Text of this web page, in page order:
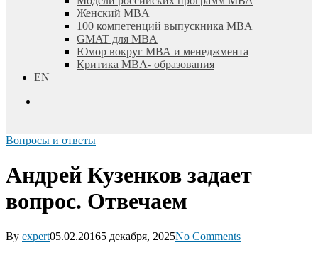
Женский MBA
100 компетенций выпускника MBA
GMAT для MBA
Юмор вокруг МВА и менеджмента
Критика MBA- образования
EN
Вопросы и ответы
Андрей Кузенков задает
вопрос. Отвечаем
By expert05.02.20165 декабря, 2025No Comments